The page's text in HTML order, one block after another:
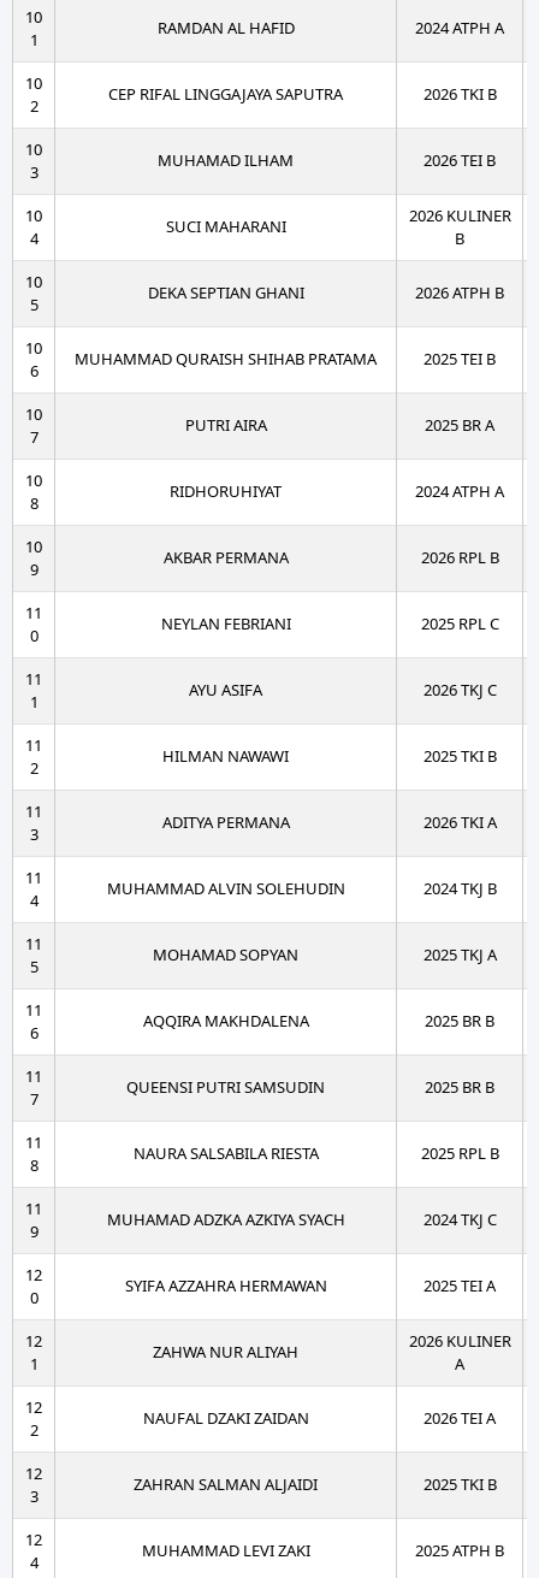
10
1
RAMDAN AL HAFID 2024 ATPH A
10
2
CEP RIFAL LINGGAJAYA SAPUTRA 2026 TKI B
10
3
MUHAMAD ILHAM 2026 TEI B
10
4
SUCI MAHARANI
2026 KULINER
B
10
5
DEKA SEPTIAN GHANI 2026 ATPH B
10
6
MUHAMMAD QURAISH SHIHAB PRATAMA 2025 TEI B
10
7
PUTRI AIRA 2025 BR A
10
8
RIDHORUHIYAT 2024 ATPH A
10
9
AKBAR PERMANA 2026 RPL B
11
0
NEYLAN FEBRIANI 2025 RPL C
11
1
AYU ASIFA 2026 TKJ C
11
2
HILMAN NAWAWI 2025 TKI B
11
3
ADITYA PERMANA 2026 TKI A
11
4
MUHAMMAD ALVIN SOLEHUDIN 2024 TKJ B
11
5
MOHAMAD SOPYAN 2025 TKJ A
11
6
AQQIRA MAKHDALENA 2025 BR B
11
7
QUEENSI PUTRI SAMSUDIN 2025 BR B
11
8
NAURA SALSABILA RIESTA 2025 RPL B
11
9
MUHAMAD ADZKA AZKIYA SYACH 2024 TKJ C
12
0
SYIFA AZZAHRA HERMAWAN 2025 TEI A
12
1
ZAHWA NUR ALIYAH
2026 KULINER
A
12
2
NAUFAL DZAKI ZAIDAN 2026 TEI A
12
3
ZAHRAN SALMAN ALJAIDI 2025 TKI B
12
4
MUHAMMAD LEVI ZAKI 2025 ATPH B